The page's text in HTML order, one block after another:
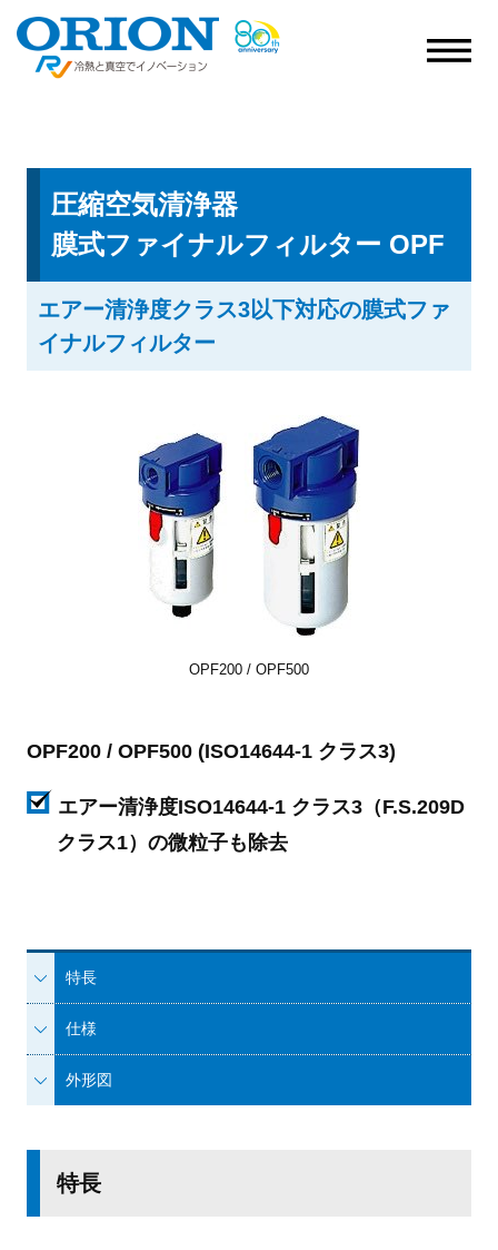
圧縮空気清浄器
膜式ファイナルフィルター OPF
エアー清浄度クラス3以下対応の膜式ファ
イナルフィルター
OPF200 / OPF500 (ISO14644-1 クラス3)
エアー清浄度ISO14644-1 クラス3（F.S.209D
クラス1）の微粒子も除去
OPF200 / OPF500
特長
仕様
外形図
特長